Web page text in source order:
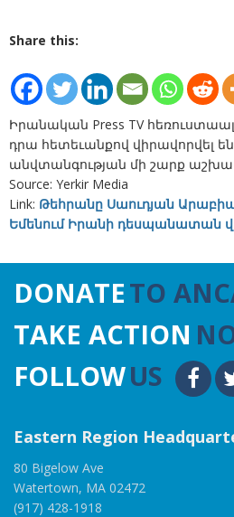
Share this:
Իրանական Press TV
դրա հետեւանքով վիրավորվել
անվտանգության մի շարք
Source: Yerkir Media
Link: Թեհրանը Սաուդյան
Եմենում Իրանի դեսպանատան
DONATETO
TAKE ACTION
FOLLOWUS
Eastern Region
80 Bigelow Ave
Watertown, MA 02472
(917) 428-1918